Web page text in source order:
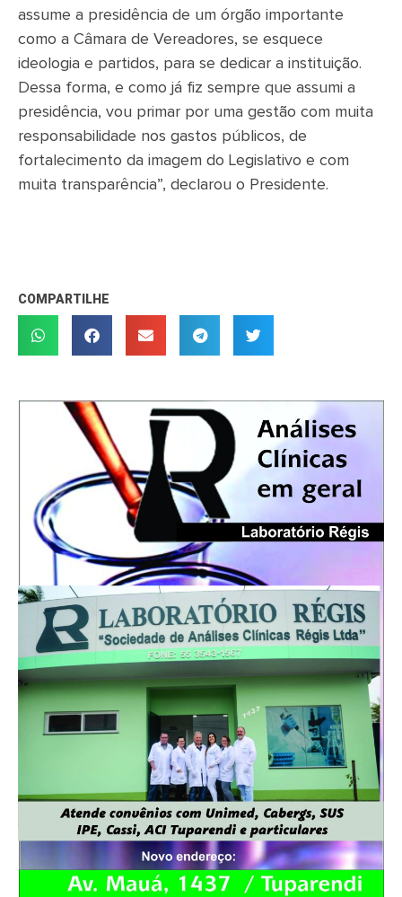
assume a presidência de um órgão importante
como a Câmara de Vereadores, se esquece
ideologia e partidos, para se dedicar a instituição.
Dessa forma, e como já fiz sempre que assumi a
presidência, vou primar por uma gestão com muita
responsabilidade nos gastos públicos, de
fortalecimento da imagem do Legislativo e com
muita transparência”, declarou o Presidente.
COMPARTILHE